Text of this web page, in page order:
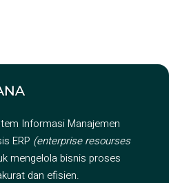
Informasi Manajemen
ERP (enterprise resourses
mengelola bisnis proses
dan efisien.